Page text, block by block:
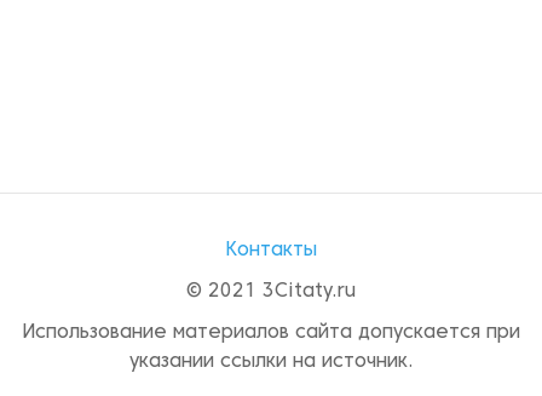
Контакты
© 2021 3Citaty.ru
Использование материалов сайта допускается при
указании ссылки на источник.